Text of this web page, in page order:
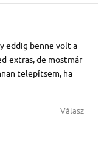
eddig benne volt a
extras, de mostmár
telepítsem, ha
Válasz